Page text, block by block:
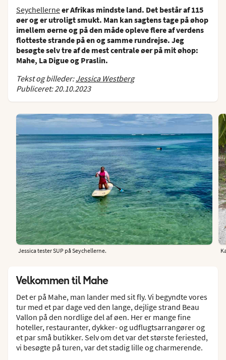
Seychellerneer Afrikas mindste land. Det består af 115
øer og er utroligt smukt. Man kan sagtens tage på øhop
imellem øerne og på den måde opleve flere af verdens
flotteste strande på en og samme rundrejse. Jeg
besøgte selv tre af de mest centrale øer på mit øhop:
Mahe, La Digue og Praslin.
Tekst og billeder:Jessica Westberg
Publiceret: 20.10.2023
Jessica tester SUP på Seychellerne.
Velkommen til Mahe
Det er på Mahe, man lander med sit fly. Vi begyndte vores
tur med et par dage ved den lange, dejlige strand Beau
Vallon på den nordlige del af øen. Her er mange fine
hoteller, restauranter, dykker- og udflugtsarrangører og
et par små butikker. Selv om det var det største feriested,
vi besøgte på turen, var det stadig lille og charmerende.